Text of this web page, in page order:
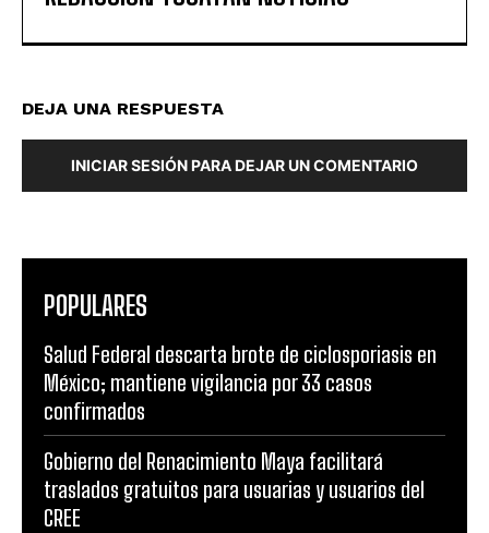
DEJA UNA RESPUESTA
INICIAR SESIÓN PARA DEJAR UN COMENTARIO
POPULARES
Salud Federal descarta brote de ciclosporiasis en
México; mantiene vigilancia por 33 casos
confirmados
Gobierno del Renacimiento Maya facilitará
traslados gratuitos para usuarias y usuarios del
CREE